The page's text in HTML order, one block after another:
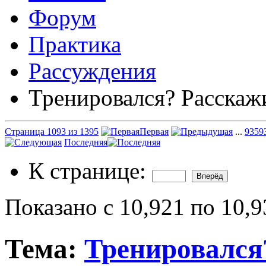
Форум
Практика
Рассуждения
Тренировался?
Страница 1093 из 1395 Первая ... 93
Последняя
К странице:
Показано с 10,921 по
Тема: